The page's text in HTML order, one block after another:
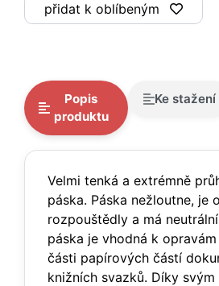
přidat k oblíbeným
Popis
produktu
Ke stažení
Velmi tenká a extrémně
páska. Páska nežloutne, je
rozpouštědly a má
páska je vhodná k
části papírových částí
knižních svazků. Díky